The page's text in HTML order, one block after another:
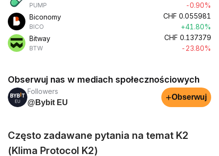
PUMP
-0.90%
Biconomy
BICO
CHF 0.055981
+41.80%
Bitway
BTW
CHF 0.137379
-23.80%
Obserwuj nas w mediach społecznościowych
Followers
@Bybit EU
+Obserwuj
Często zadawane pytania na temat K2
(Klima Protocol K2)